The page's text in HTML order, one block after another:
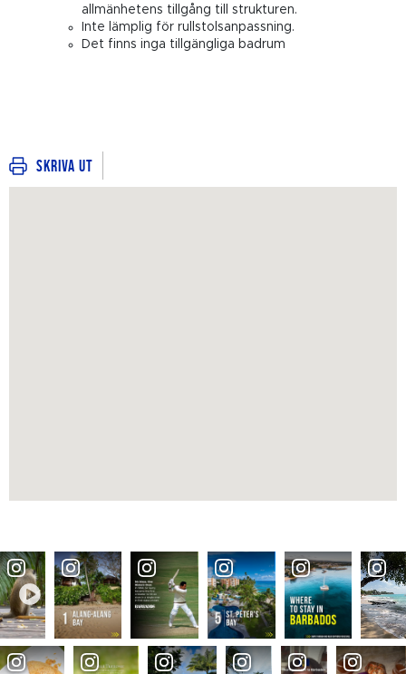
allmänhetens tillgång till strukturen.
Inte lämplig för rullstolsanpassning.
Det finns inga tillgängliga badrum
Skriva ut